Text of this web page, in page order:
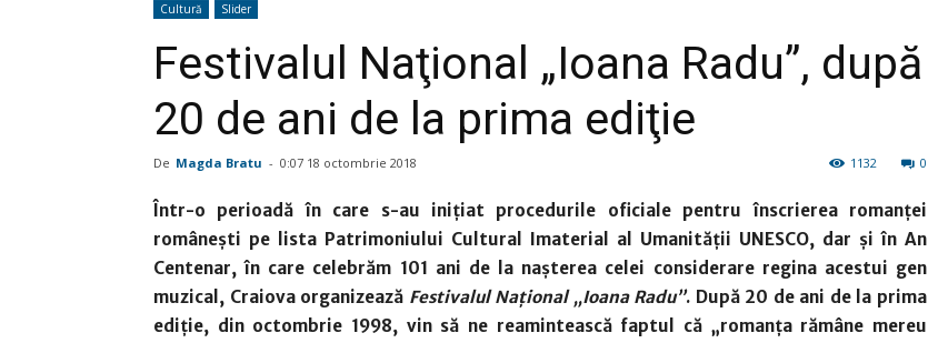
Cultură Slider
Festivalul Naţional „Ioana Radu”, după
20 de ani de la prima ediţie
De Magda Bratu - 0:07 18 octombrie 2018 0
1132
Într-o perioadă în care s-au iniţiat procedurile oficiale pentru înscrierea romanţei
româneşti pe lista Patrimoniului Cultural Imaterial al Umanităţii UNESCO, dar şi în An
Centenar, în care celebrăm 101 ani de la naşterea celei considerare regina acestui gen
muzical, Craiova organizează Festivalul Naţional „Ioana Radu”. După 20 de ani de la prima
ediţie, din octombrie 1998, vin să ne reamintească faptul că „romanţa rămâne mereu